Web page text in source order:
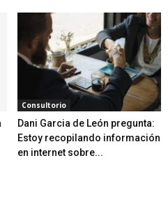
Consultorio
Dani Garcia de León pregunta:
Estoy recopilando información
en internet sobre...